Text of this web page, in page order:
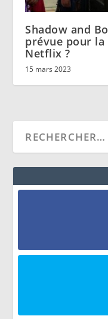
Shadow and
prévue pour la
Netflix ?
15 mars 2023